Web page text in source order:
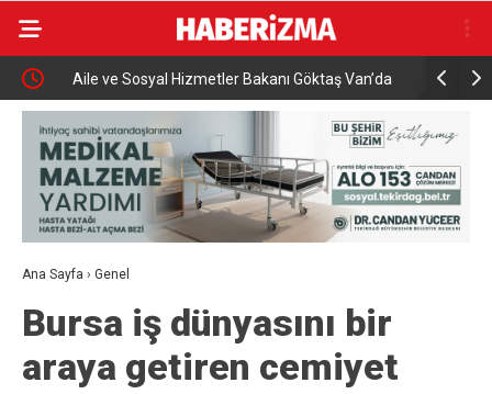
Aile ve Sosyal Hizmetler Bakanı Göktaş Van’da
Ana Sayfa › Genel
Bursa iş dünyasını bir
araya getiren cemiyet